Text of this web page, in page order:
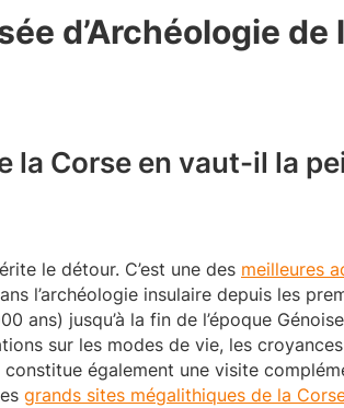
d’Archéologie de
la Corse en vaut-il la
le détour. C’est une des meilleures
l’archéologie insulaire depuis les
ans) jusqu’à la fin de l’époque
sur les modes de vie, les
également une visite
grands sites mégalithiques de la